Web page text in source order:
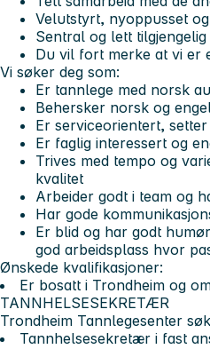
Velutstyrt, nyoppusset
Sentral og lett
Du vil fort merke at vi er
Vi søker deg som:
Er tannlege med norsk
Behersker norsk og
Er serviceorientert,
Er faglig interessert og
Trives med tempo og
kvalitet
Arbeider godt i team og
Har gode
Er blid og har godt
god arbeidsplass hvor
Ønskede kvalifikasjoner:
Er bosatt i Trondheim og
TANNHELSESEKRETÆR
Trondheim Tannlegesenter
Tannhelsesekretær i fast